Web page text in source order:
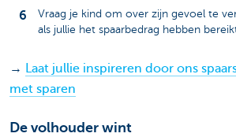
Vraag je kind om over zijn gevoel te
als jullie het spaarbedrag hebben
→ Laat jullie inspireren door ons
met sparen
De volhouder wint